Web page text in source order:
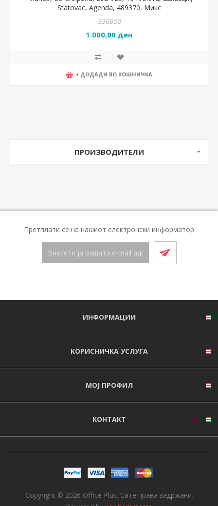
Statovac, Agenda, 489370, Микс
336800
1.000,00 ден
+ ДОДАДИ ВО КОШНИЧКА
ПРОИЗВОДИТЕЛИ
Претплати се на нашиот електронски информатор
ИНФОРМАЦИИ
КОРИСНИЧКА УСЛУГА
МОЈ ПРОФИЛ
КОНТАКТ
Copyright © 2026 Office Plus. Сите права задржани.